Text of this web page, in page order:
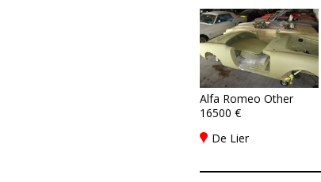
Alfa Romeo Other
16500 €
De Lier